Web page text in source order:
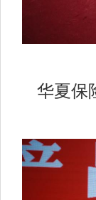
华夏保